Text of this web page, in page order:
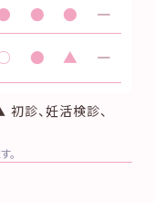
● ● ―
● ▲ ―
診、妊活検診、
。